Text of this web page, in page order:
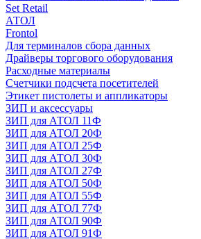
Set Retail
АТОЛ
Frontol
Для терминалов сбора данных
Драйверы торгового оборудования
Расходные материалы
Счетчики подсчета посетителей
Этикет пистолеты и аппликаторы
ЗИП и аксессуары
ЗИП для АТОЛ 11Ф
ЗИП для АТОЛ 20Ф
ЗИП для АТОЛ 25Ф
ЗИП для АТОЛ 30Ф
ЗИП для АТОЛ 27Ф
ЗИП для АТОЛ 50Ф
ЗИП для АТОЛ 55Ф
ЗИП для АТОЛ 77Ф
ЗИП для АТОЛ 90Ф
ЗИП для АТОЛ 91Ф